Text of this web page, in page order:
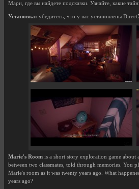
Мари, где вы найдете подсказки. Узнайте, какие
Установка: убедитесь, что у вас установлены
Marie's Room is a short story exploration game about
between two classmates, told through memories. You
Marie's room as it was twenty years ago. What
years ago?